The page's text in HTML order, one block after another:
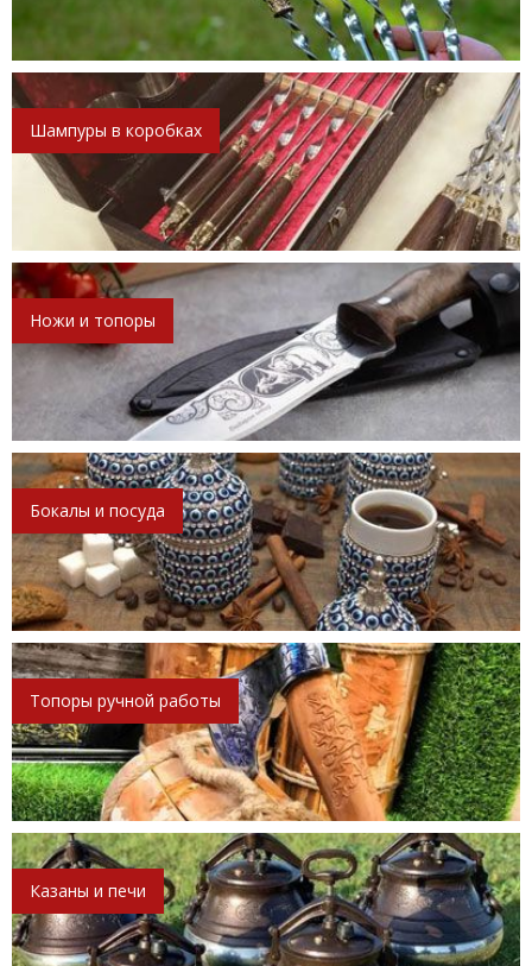
Шампуры в коробках
Ножи и топоры
Бокалы и посуда
Топоры ручной работы
Казаны и печи